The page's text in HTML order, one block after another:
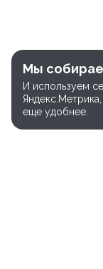
Мы
И используем
еще удобнее.